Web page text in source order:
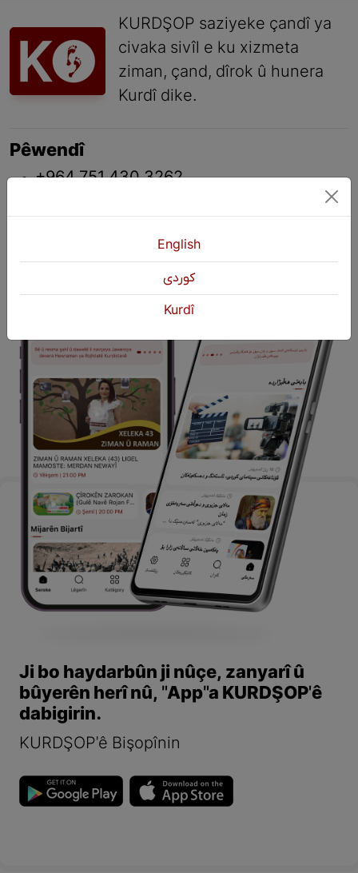
KURDŞOP saziyeke çandî ya
civaka sivîl e ku xizmeta
ziman, çand, dîrok û hunera
Kurdî dike.
Pêwendî
+964 751 430 3262
Ji bo haydarbûn ji nûçe, zanyarî û
bûyerên herî nû, "App"a KURDŞOP'ê
dabigirin.
KURDŞOP'ê Bişopînin
English
كوردی
Kurdî